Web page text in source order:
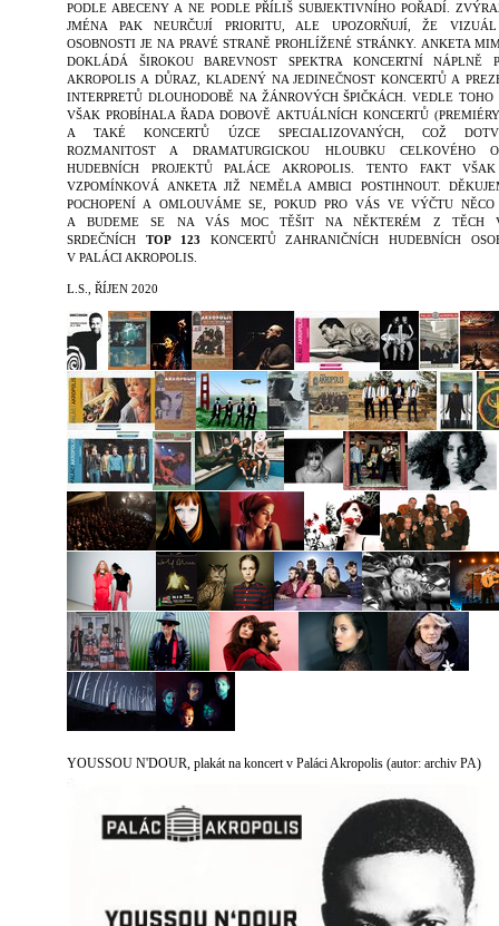
PODLE ABECENY A NE PODLE PŘÍLIŠ SUBJEKTIVNÍHO POŘADÍ.
JMÉNA PAK NEURČUJÍ PRIORITU, ALE UPOZORŇUJÍ, ŽE
OSOBNOSTI JE NA PRAVÉ STRANĚ PROHLÍŽENÉ STRÁNKY. ANKETA
DOKLÁDÁ ŠIROKOU BAREVNOST SPEKTRA KONCERTNÍ NÁPLNĚ
AKROPOLIS A DŮRAZ, KLADENÝ NA JEDINEČNOST KONCERTŮ A
INTERPRETŮ DLOUHODOBĚ NA ŽÁNROVÝCH ŠPIČKÁCH. VEDLE TOHO
VŠAK PROBÍHALA ŘADA DOBOVĚ AKTUÁLNÍCH KONCERTŮ
A TAKÉ KONCERTŮ ÚZCE SPECIALIZOVANÝCH, COŽ
ROZMANITOST A DRAMATURGICKOU HLOUBKU CELKOVÉHO
HUDEBNÍCH PROJEKTŮ PALÁCE AKROPOLIS. TENTO FAKT
VZPOMÍNKOVÁ ANKETA JIŽ NEMĚLA AMBICI POSTIHNOUT.
POCHOPENÍ A OMLOUVÁME SE, POKUD PRO VÁS VE VÝČTU NĚCO
A BUDEME SE NA VÁS MOC TĚŠIT NA NĚKTERÉM Z TĚCH
SRDEČNÍCH TOP 123 KONCERTŮZAHRANIČNÍCH HUDEBNÍCH
V PALÁCI AKROPOLIS.
L.S., ŘÍJEN 2020
YOUSSOU N'DOUR, plakát na koncert v Paláci Akropolis (autor: archiv PA)